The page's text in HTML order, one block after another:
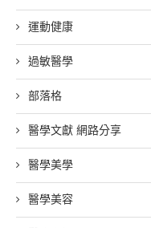
運動健康
過敏醫學
部落格
醫學文獻 網路分享
醫學美學
醫學美容